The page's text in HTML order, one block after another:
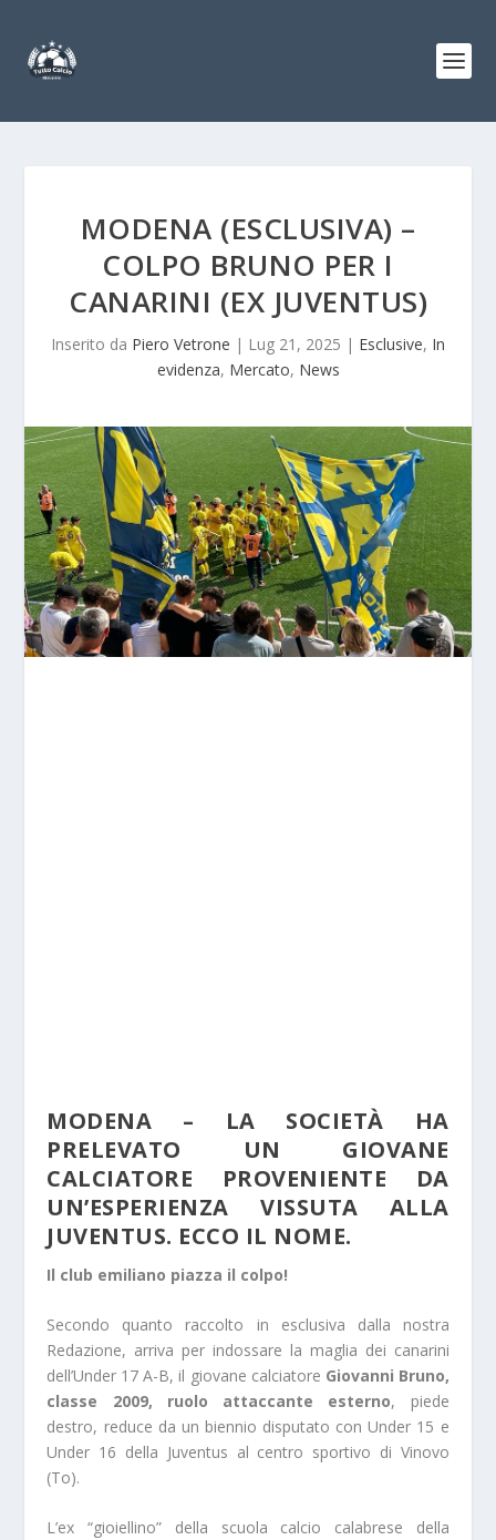
MODENA (ESCLUSIVA) –
COLPO BRUNO PER I
CANARINI (EX JUVENTUS)
Inserito da Piero Vetrone | Lug 21, 2025 | Esclusive, In
evidenza, Mercato, News
MODENA – LA SOCIETÀ HA
PRELEVATO UN GIOVANE
CALCIATORE PROVENIENTE DA
UN’ESPERIENZA VISSUTA ALLA
JUVENTUS. ECCO IL NOME.
Il club emiliano piazza il colpo!
Secondo quanto raccolto in esclusiva dalla nostra
Redazione, arriva per indossare la maglia dei canarini
dell’Under 17 A-B, il giovane calciatore Giovanni Bruno,
classe 2009, ruolo attaccante esterno, piede
destro, reduce da un biennio disputato con Under 15 e
Under 16 della Juventus al centro sportivo di Vinovo
(To).
L’ex “gioiellino” della scuola calcio calabrese della